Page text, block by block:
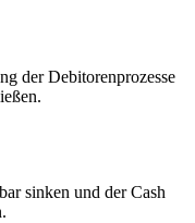
der Debitorenprozesse
sinken und der Cash